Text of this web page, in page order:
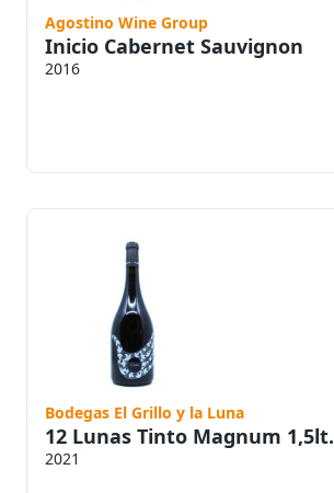
Agostino Wine Group
Inicio Cabernet Sauvignon
2016
Bodegas El Grillo y la Luna
12 Lunas Tinto Magnum 1,5lt.
2021